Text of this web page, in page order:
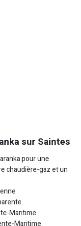
sur Saintes
pour une
chaudière-gaz et un
Maritime